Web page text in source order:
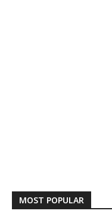
MOST POPULAR